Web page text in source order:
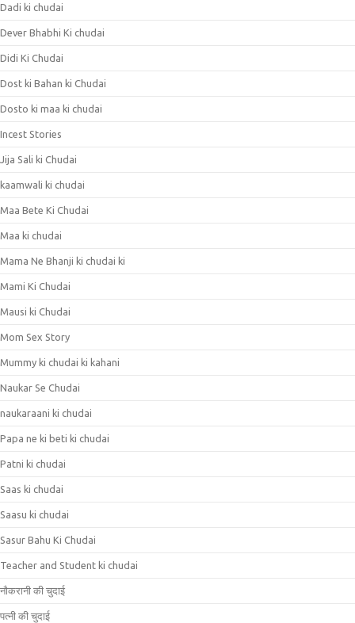
Dadi ki chudai
Dever Bhabhi Ki chudai
Didi Ki Chudai
Dost ki Bahan ki Chudai
Dosto ki maa ki chudai
Incest Stories
Jija Sali ki Chudai
kaamwali ki chudai
Maa Bete Ki Chudai
Maa ki chudai
Mama Ne Bhanji ki chudai ki
Mami Ki Chudai
Mausi ki Chudai
Mom Sex Story
Mummy ki chudai ki kahani
Naukar Se Chudai
naukaraani ki chudai
Papa ne ki beti ki chudai
Patni ki chudai
Saas ki chudai
Saasu ki chudai
Sasur Bahu Ki Chudai
Teacher and Student ki chudai
नौकरानी की चुदाई
पत्नी की चुदाई